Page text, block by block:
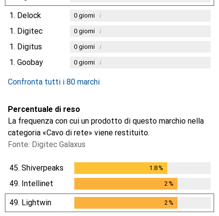
1. Delock 0giorni i
1. Digitec 0giorni i
1. Digitus 0giorni i
1. Goobay 0giorni i
Confronta tutti i 80 marchi
Percentuale di reso
La frequenza con cui un prodotto di questo marchio nella
categoria «Cavo di rete» viene restituito.
Fonte: Digitec Galaxus
45. Shiverpeaks 1.8%
49. Intellinet 2 %
49. Lightwin 2 %